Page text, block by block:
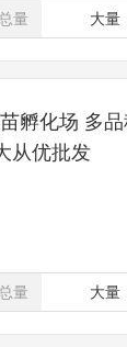
量 大量
孵化场 多
从优批发
量 大量